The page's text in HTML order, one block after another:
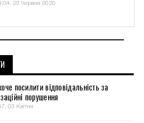
23 Червня 2020
посилити відповідальність за
порушення
03 Квітня